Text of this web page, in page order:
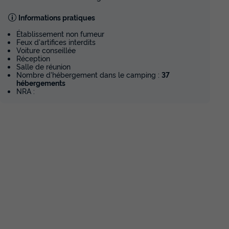
Informations pratiques
Établissement non fumeur
Feux d'artifices interdits
Voiture conseillée
Réception
Salle de réunion
Nombre d'hébergement dans le camping : 37
hébergements
NRA :